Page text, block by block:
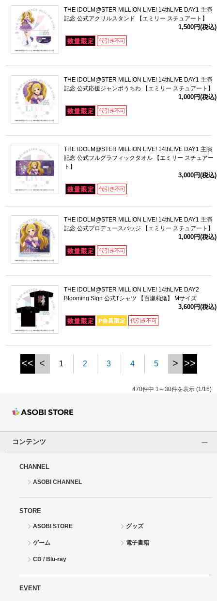
THE IDOLM@STER MILLION LIVE! 14thLIVE DAY1 主演
記念 公式アクリルスタンド 【エミリー スチュアート】
1,500円(税込)
THE IDOLM@STER MILLION LIVE! 14thLIVE DAY1 主演
記念 公式応援ジャンボうちわ 【エミリー スチュアート】
1,000円(税込)
THE IDOLM@STER MILLION LIVE! 14thLIVE DAY1 主演
記念 公式フルグラフィックタオル 【エミリー スチュアー
ト】
3,000円(税込)
THE IDOLM@STER MILLION LIVE! 14thLIVE DAY1 主演
記念 公式プロデュースバッジ 【エミリー スチュアート】
1,000円(税込)
THE IDOLM@STER MILLION LIVE! 14thLIVE DAY2
Blooming Sign 公式Tシャツ 【百瀬莉緒】 Mサイズ
3,600円(税込)
<< < 1 2 3 4 5 > >>
470件中 1～30件を表示 (1/16)
コンテンツ
CHANNEL
ASOBI CHANNEL
STORE
ASOBI STORE グッズ
ゲーム 電子書籍
CD / Blu-ray
EVENT